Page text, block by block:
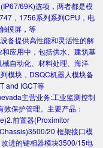
69K)选项，两者都是模
，1756系列系列CPU，电
摸屏，等
备提供高性能和灵活性的解
应用中，包括供水、建筑基
自动化、材料处理、海洋
模块，DSQC机器人模块备
and IGCT等
主营业务:工业监测控制
保护管理。主要产品：
前置器(Proximitor
20 框架接口模
进的键相器模块3500/15电